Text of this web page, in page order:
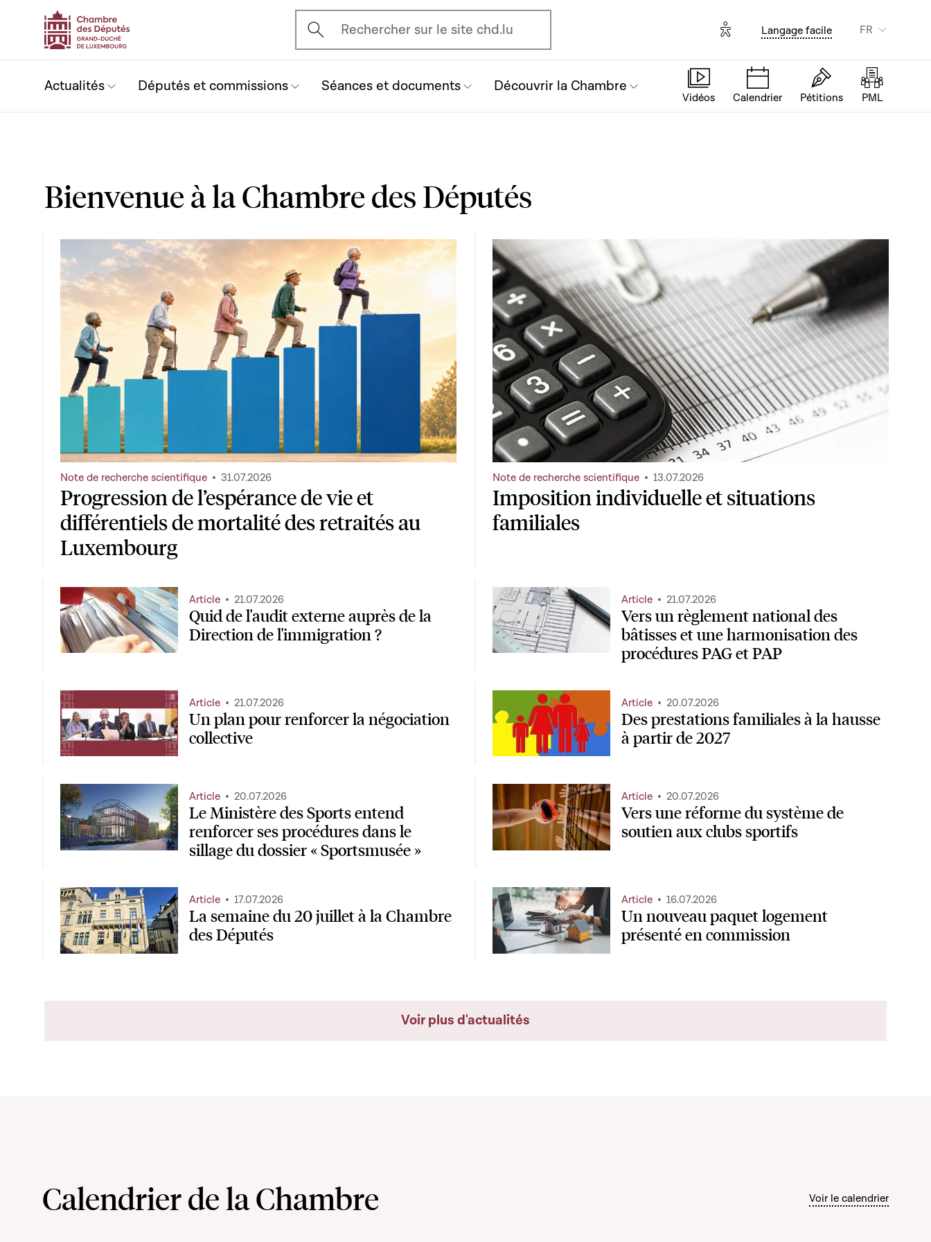
Ouvrir l'écran de recherche
Rechercher sur le site chd.lu Options d'accessibilité
Langage facile FR
Actualités Députés et commissions Séances et documents Découvrir la Chambre
Vidéos Calendrier Pétitions PML
Bienvenue à la Chambre des Députés
Progression de l’espérance de vie et
différentiels de mortalité des retraités au
Luxembourg
Note de recherche scientifique 31.07.2026
Imposition individuelle et situations
familiales
Note de recherche scientifique 13.07.2026
Quid de l'audit externe auprès de la
Direction de l'immigration ?
Article 21.07.2026
Vers un règlement national des
bâtisses et une harmonisation des
procédures PAG et PAP
Article 21.07.2026
Un plan pour renforcer la négociation
collective
Article 21.07.2026
Des prestations familiales à la hausse
à partir de 2027
Article 20.07.2026
Le Ministère des Sports entend
renforcer ses procédures dans le
sillage du dossier « Sportsmusée »
Article 20.07.2026
Vers une réforme du système de
soutien aux clubs sportifs
Article 20.07.2026
La semaine du 20 juillet à la Chambre
des Députés
Article 17.07.2026
Un nouveau paquet logement
présenté en commission
Article 16.07.2026
Voir plus d'actualités
Calendrier de la Chambre Voir le calendrier